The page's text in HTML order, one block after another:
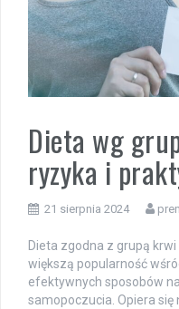
Dieta wg
ryzyka i
21 sierpnia 2024
Dieta zgodna z grupą
większą popularność
efektywnych sposobów
samopoczucia. Opiera się